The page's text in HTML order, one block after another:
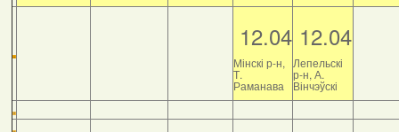
12.04
Мінскі р-н,
Т.
Раманава
12.04
Лепельскі
р-н, А.
Вінчэўскі